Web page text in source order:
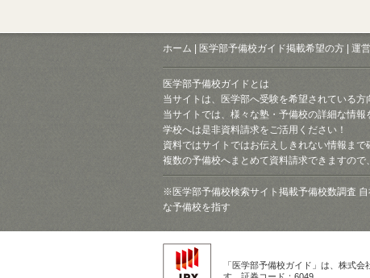
ホーム 医学部予備校ガイド掲載希望の方 運
医学部予備校ガイドとは
当サイトは、医学部へ受験を希望されている
当サイトでは、様々な塾・予備校の詳細な情
学校へは是非資料請求をご活用ください！
資料ではサイトではお伝えしきれない情報ま
複数の予備校へまとめて資料請求できますので
※医学部予備校検索サイト掲載予備校数調査
な予備校を指す
「医学部予備校ガイド」は、株式
す。証券コード：6049